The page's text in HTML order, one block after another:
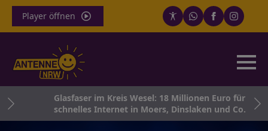
Player öffnen
Glasfaser im Kreis Wesel: 18 Millionen Euro für
schnelles Internet in Moers, Dinslaken und Co.